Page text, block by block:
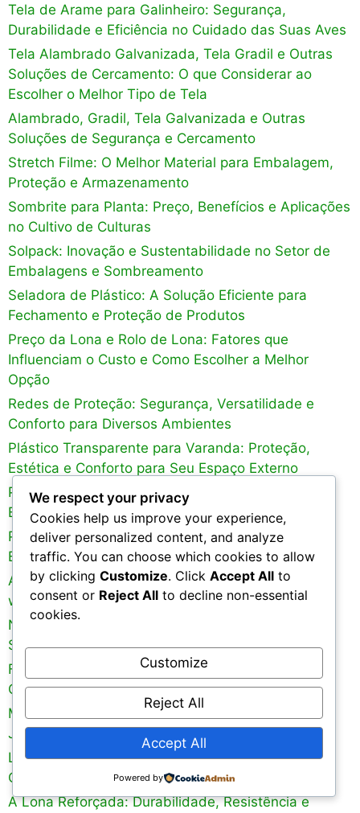
Tela de Arame para Galinheiro: Segurança,
Durabilidade e Eficiência no Cuidado das Suas Aves
Tela Alambrado Galvanizada, Tela Gradil e Outras
Soluções de Cercamento: O que Considerar ao
Escolher o Melhor Tipo de Tela
Alambrado, Gradil, Tela Galvanizada e Outras
Soluções de Segurança e Cercamento
Stretch Filme: O Melhor Material para Embalagem,
Proteção e Armazenamento
Sombrite para Planta: Preço, Benefícios e Aplicações
no Cultivo de Culturas
Solpack: Inovação e Sustentabilidade no Setor de
Embalagens e Sombreamento
Seladora de Plástico: A Solução Eficiente para
Fechamento e Proteção de Produtos
Preço da Lona e Rolo de Lona: Fatores que
Influenciam o Custo e Como Escolher a Melhor
Opção
Redes de Proteção: Segurança, Versatilidade e
Conforto para Diversos Ambientes
Plástico Transparente para Varanda: Proteção,
Estética e Conforto para Seu Espaço Externo
Plástico Transparente: Versatilidade, Aplicações e
Benefícios
Plástico Leitoso: Características, Aplicações e
Benefícios
A empresa PAPERPLAST em
www.paperplast.com.br
Nortène Plásticos: Inovação e Sustentabilidade no
Setor de Plásticos
Filme Mulching: Uma Solução Eficiente para
Conservação do Solo e Crescimento Sustentável
Mulching: Benefícios e Técnicas para uma
Jardinagem Sustentável
Lonax: Líder Brasileira em Soluções de Lonas,
Geomembranas e Silobolsas
A Lona Reforçada: Durabilidade, Resistência e
We respect your privacy
Cookies help us improve your experience,
deliver personalized content, and analyze
traffic. You can choose which cookies to allow
by clicking Customize. Click Accept All to
consent or Reject All to decline non-essential
cookies.
Customize
Reject All
Accept All
Powered by